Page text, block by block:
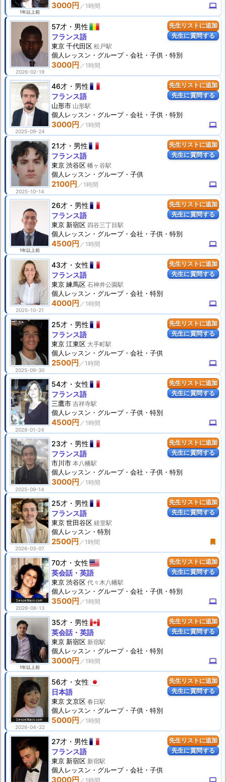
1年以上前
3000円 computer
先生リストに追加
先生に質問する
2026-02-19
57才 男性
3000円
フランス語
東京 千代田区 松戸駅
個人 レッスン ・グループ・会社・子供・特別
先生リストに追加
先生に質問する
2025-09-24
46才 男性
3000円 computer
フランス語
山形市 山形駅
個人 レッスン ・グループ・会社・子供・特別
先生リストに追加
先生に質問する
2025-10-14
21才 男性
2100円 computer
フランス語
東京 渋谷区 幡ヶ谷駅
個人 レッスン ・グループ・子供
先生リストに追加
先生に質問する
1年以上前
26才 男性
4500円 computer
フランス語
東京 新宿区 四谷三丁目駅
個人 レッスン ・グループ・会社・子供・特別
先生リストに追加
先生に質問する
2025-10-21
43才 女性
4000円 computer
フランス語
東京 練馬区 石神井公園駅
個人 レッスン ・グループ・会社・特別
先生リストに追加
先生に質問する
2025-09-30
25才 男性
2500円 computer
フランス語
東京 江東区 大手町駅
個人 レッスン ・グループ・会社・子供
先生リストに追加
先生に質問する
2026-01-24
54才 女性
4500円 computer
フランス語
三鷹市 吉祥寺駅
個人 レッスン ・グループ・子供・特別
先生リストに追加
先生に質問する
2025-09-14
23才 男性
3000円
フランス語
市川市 本八幡駅
個人 レッスン ・グループ・会社・子供・特別
先生リストに追加
先生に質問する
2026-03-07
25才 男性
2500円 turned_in
フランス語
東京 世田谷区 経堂駅
個人 レッスン ・特別
先生リストに追加
先生に質問する
2026-06-13
70才 女性
3500円 computer
英会話・英語
東京 渋谷区 代々木八幡駅
個人 レッスン ・グループ・会社・子供・特別
先生リストに追加
先生に質問する
1年以上前
35才 男性
3000円 computer
英会話・英語
東京 新宿区 新宿駅
個人 レッスン ・グループ・会社・特別
先生リストに追加
先生に質問する
2026-04-22
56才 女性
5000円
日本語
東京 文京区 春日駅
個人 レッスン ・グループ・子供・特別
先生リストに追加
先生に質問する
27才 男性
3000円 computer
フランス語
東京 新宿区 新宿駅
個人 レッスン ・グループ・会社・子供